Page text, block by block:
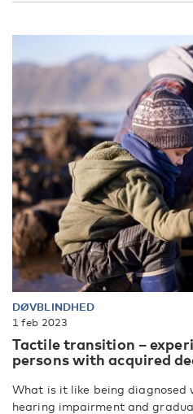
DØVBLINDHED
1 feb 2023
Tactile transition –
persons with acquired
What is it like being diagnosed
hearing impairment and